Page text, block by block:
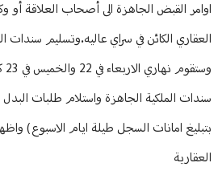
اوامر القبض الجاهزة الى أصحاب العلاقة أو
العقاري الكائن في سراي عاليه.وتسليم سندات
سندات الملكية الجاهزة واستلام طلبات
بتبليغ امانات السجل طيلة ايام الاسبوع)
العقارية